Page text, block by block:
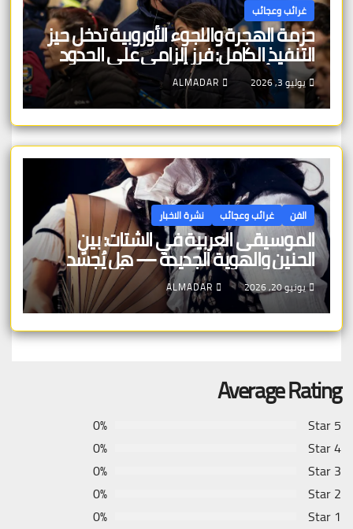
غرائب وعجائب
حزمة الهجرة واللجوء الأوروبية تدخل حيز
التنفيذ الكامل: فرز إلزامي على الحدود
خلال 7 أيام — وترحيل سريع لجنسيات
الدول “الآمنة” — ومحاولة أولى لتوزيع
عادل للطالبين بين الدول الأعضاء
يوليو 3, 2026 ALMADAR
الفن غرائب وعجائب نشرة الاخبار
الموسيقى العربية في الشتات: بين
الحنين والهوية الجديدة — هل يُجسّد
الفنان المغترب صوت الوطن أم صوت
الغربة؟
يونيو 20, 2026 ALMADAR
Average Rating
5 Star
0%
4 Star
0%
3 Star
0%
2 Star
0%
1 Star
0%